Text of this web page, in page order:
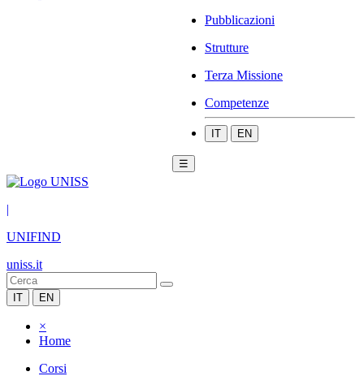
Pubblicazioni
Strutture
Terza Missione
Competenze
IT EN
☰
|
UNIFIND
uniss.it
IT EN
×
Home
Corsi